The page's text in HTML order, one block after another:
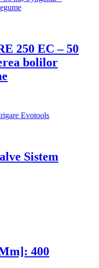
250 EC – 50
bolilor
Sistem
400